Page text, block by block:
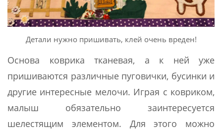
Детали нужно пришивать, клей очень вреден!
Основа коврика тканевая, а к ней уже
пришиваются различные пуговички, бусинки и
другие интересные мелочи. Играя с ковриком,
малыш обязательно заинтересуется
шелестящим элементом. Для этого можно